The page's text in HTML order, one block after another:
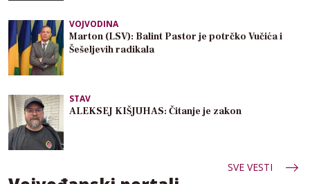
VOJVODINA
Marton (LSV): Balint Pastor je potrčko Vučića i
Šešeljevih radikala
STAV
ALEKSEJ KIŠJUHAS: Čitanje je zakon
SVE VESTI